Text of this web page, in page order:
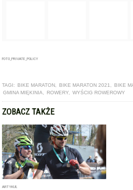
FOTO_PRIVATE_POLICY
TAGI: BIKE MARATON, BIKE MARATON 2021, BIKE
GMINA MIĘKINIA, ROWERY, WYŚCIG ROWEROWY
ZOBACZ TAKŻE
ARTYKUŁ